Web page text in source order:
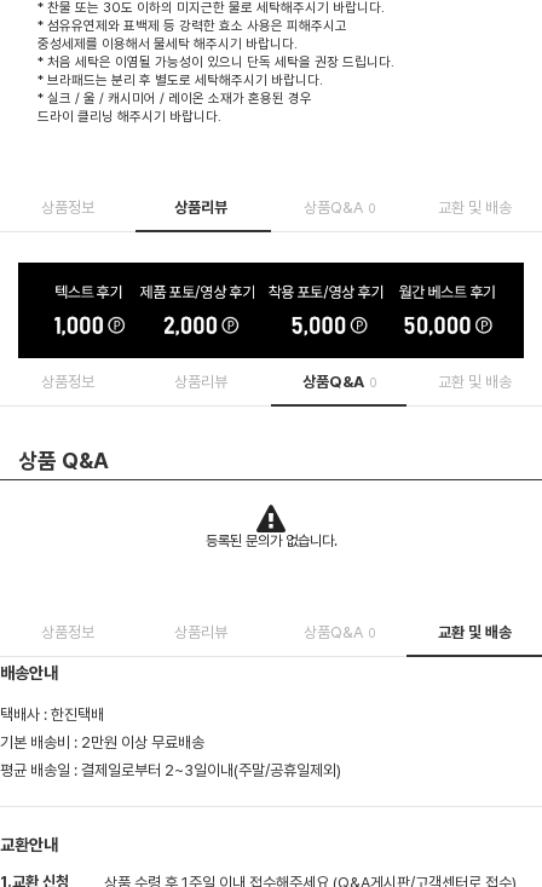
* 찬물 또는 30도 이하의 미지근한 물로 세탁해주시기 바랍니다.
* 섬유유연제와 표백제 등 강력한 효소 사용은 피해주시고
중성세제를 이용해서 물세탁 해주시기 바랍니다.
* 처음 세탁은 이염될 가능성이 있으니 단독 세탁을 권장 드립니다.
* 브라패드는 분리 후 별도로 세탁해주시기 바랍니다.
* 실크 / 울 / 캐시미어 / 레이온 소재가 혼용된 경우
드라이 클리닝 해주시기 바랍니다.
상품정보 상품리뷰 상품Q&A 0 교환 및 배송
상품정보 상품리뷰 상품Q&A 0 교환 및 배송
상품 Q&A
등록된 문의가 없습니다.
상품정보 상품리뷰 상품Q&A 0 교환 및 배송
배송안내
택배사 : 한진택배
기본 배송비 : 2만원 이상 무료배송
평균 배송일 : 결제일로부터 2~3일이내(주말/공휴일제외)
교환안내
1.교환 신청
상품 수령 후 1주일 이내 접수해주세요 (Q&A게시판/고객센터로 접수)